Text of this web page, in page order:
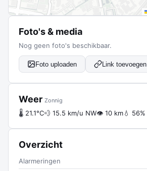
Foto's & media
Nog geen foto's beschikbaar.
Foto uploaden Link toevoegen
Weer Zonnig
🌡 21.1°C💨 15.5 km/u NW👁 10 km💧 56%
Overzicht
Alarmeringen